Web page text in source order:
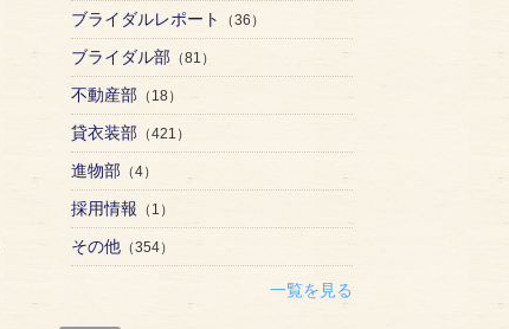
ブライダルレポート （36）
ブライダル部（81）
不動産部（18）
貸衣装部（421）
進物部（4）
採用情報 （1）
その他（354）
一覧を見る